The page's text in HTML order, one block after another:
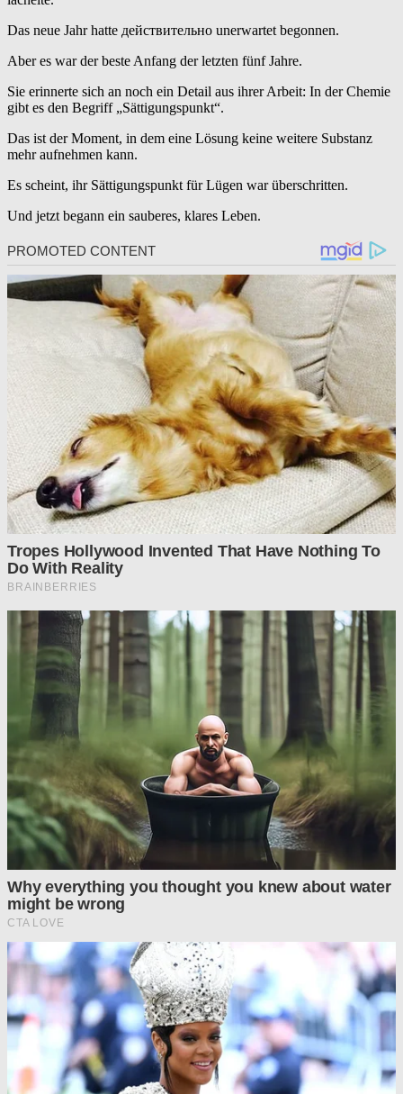
Das neue Jahr hatte действительно unerwartet begonnen.
Aber es war der beste Anfang der letzten fünf Jahre.
Sie erinnerte sich an noch ein Detail aus ihrer Arbeit: In der Chemie
gibt es den Begriff „Sättigungspunkt“.
Das ist der Moment, in dem eine Lösung keine weitere Substanz
mehr aufnehmen kann.
Es scheint, ihr Sättigungspunkt für Lügen war überschritten.
Und jetzt begann ein sauberes, klares Leben.